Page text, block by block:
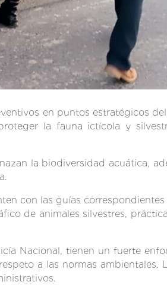
en puntos estratégicos
la fauna ictícola y
la biodiversidad acuática,
con las guías correspondientes
de animales silvestres,
Nacional, tienen un fuerte
a las normas ambientales.